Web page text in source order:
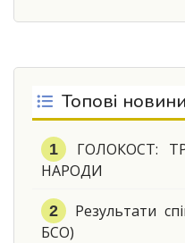
Топові новини
ГОЛОКОСТ:
НАРОДИ
Результати
БСО)